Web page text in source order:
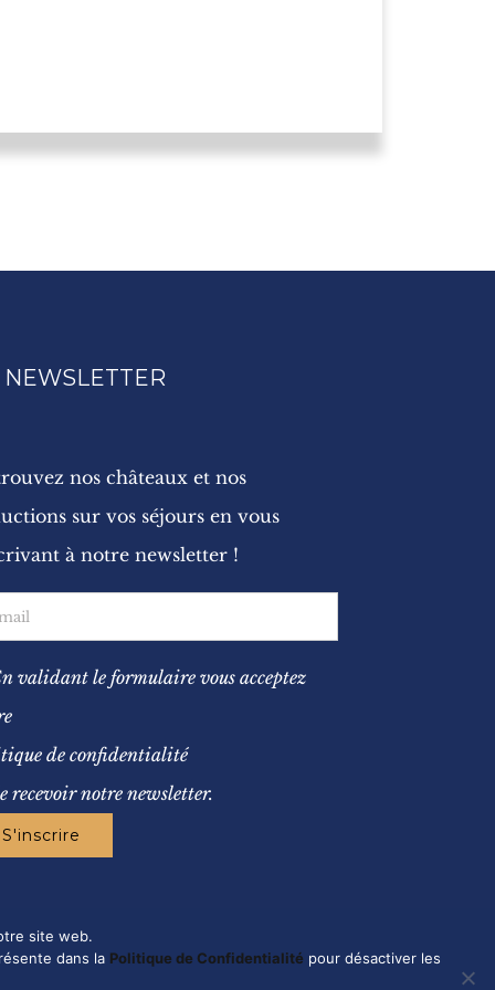
NEWSLETTER
nos châteaux et nos
sur vos séjours en vous
à notre newsletter !
validant le formulaire vous acceptez
de confidentialité
recevoir notre newsletter.
site web.
dans la Politique de Confidentialité pour désactiver les